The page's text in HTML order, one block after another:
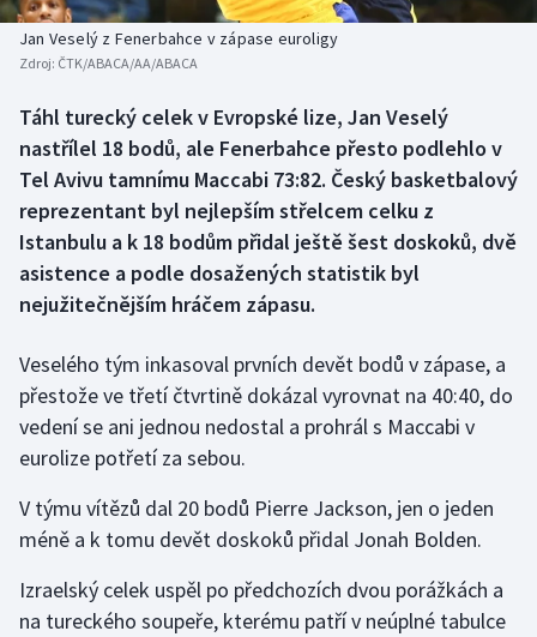
Biatlon
Box
Curling
Dostihy
Florbal
Futsal
Golf
Gymnastika
Házená
Jezdectví
Aplikace ČT sport
Jan Veselý z Fenerbahce v zápase euroligy
Zdroj: ČTK/ABACA/AA/ABACA
Táhl turecký celek v Evropské lize, Jan Veselý
nastřílel 18 bodů, ale Fenerbahce přesto podlehlo v
Tel Avivu tamnímu Maccabi 73:82. Český basketbalový
reprezentant byl nejlepším střelcem celku z
Istanbulu a k 18 bodům přidal ještě šest doskoků, dvě
asistence a podle dosažených statistik byl
nejužitečnějším hráčem zápasu.
Veselého tým inkasoval prvních devět bodů v zápase, a
přestože ve třetí čtvrtině dokázal vyrovnat na 40:40, do
vedení se ani jednou nedostal a prohrál s Maccabi v
eurolize potřetí za sebou.
V týmu vítězů dal 20 bodů Pierre Jackson, jen o jeden
méně a k tomu devět doskoků přidal Jonah Bolden.
Izraelský celek uspěl po předchozích dvou porážkách a
na tureckého soupeře, kterému patří v neúplné tabulce